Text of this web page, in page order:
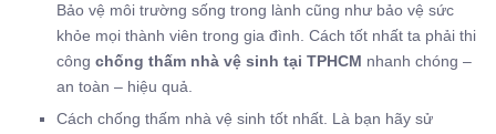
Bảo vệ môi trường sống trong lành cũng như bảo vệ sức
khỏe mọi thành viên trong gia đình. Cách tốt nhất ta phải thi
công chống thấm nhà vệ sinh tại TPHCM nhanh chóng –
an toàn – hiệu quả.
Cách chống thấm nhà vệ sinh tốt nhất. Là bạn hãy sử